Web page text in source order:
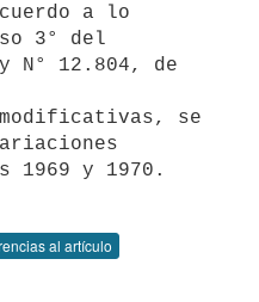
a lo
3° del
12.804, de
modificativas, se
1969 y 1970.
al artículo